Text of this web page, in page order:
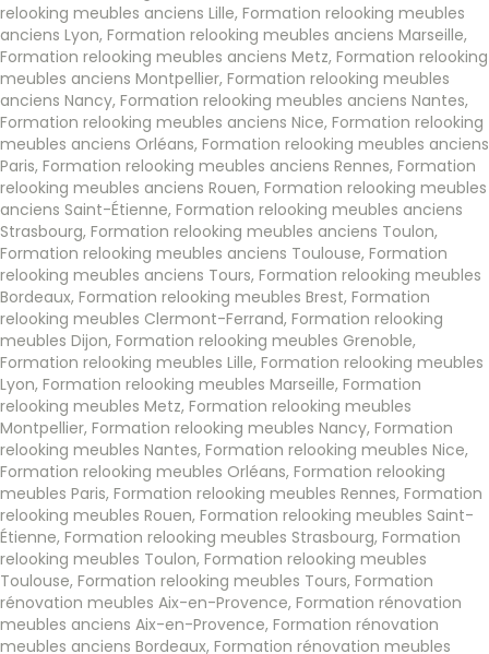
relooking meubles anciens Lille, Formation relooking meubles
anciens Lyon, Formation relooking meubles anciens Marseille,
Formation relooking meubles anciens Metz, Formation relooking
meubles anciens Montpellier, Formation relooking meubles
anciens Nancy, Formation relooking meubles anciens Nantes,
Formation relooking meubles anciens Nice, Formation relooking
meubles anciens Orléans, Formation relooking meubles anciens
Paris, Formation relooking meubles anciens Rennes, Formation
relooking meubles anciens Rouen, Formation relooking meubles
anciens Saint-Étienne, Formation relooking meubles anciens
Strasbourg, Formation relooking meubles anciens Toulon,
Formation relooking meubles anciens Toulouse, Formation
relooking meubles anciens Tours, Formation relooking meubles
Bordeaux, Formation relooking meubles Brest, Formation
relooking meubles Clermont-Ferrand, Formation relooking
meubles Dijon, Formation relooking meubles Grenoble,
Formation relooking meubles Lille, Formation relooking meubles
Lyon, Formation relooking meubles Marseille, Formation
relooking meubles Metz, Formation relooking meubles
Montpellier, Formation relooking meubles Nancy, Formation
relooking meubles Nantes, Formation relooking meubles Nice,
Formation relooking meubles Orléans, Formation relooking
meubles Paris, Formation relooking meubles Rennes, Formation
relooking meubles Rouen, Formation relooking meubles Saint-
Étienne, Formation relooking meubles Strasbourg, Formation
relooking meubles Toulon, Formation relooking meubles
Toulouse, Formation relooking meubles Tours, Formation
rénovation meubles Aix-en-Provence, Formation rénovation
meubles anciens Aix-en-Provence, Formation rénovation
meubles anciens Bordeaux, Formation rénovation meubles